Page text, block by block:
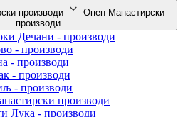
производи
Опен Манастирски
производи
Дечани - производи
- производи
- производи
- производи
- производи
производи
Лука - производи